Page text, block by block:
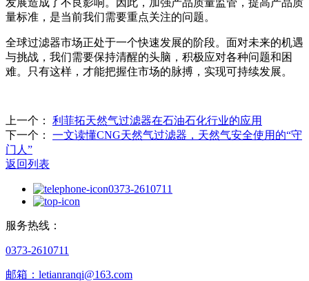
量标准，是当前我们需要重点关注的问题。
全球过滤器市场正处于一个快速发展的阶段。面对未来的机遇
与挑战，我们需要保持清醒的头脑，积极应对各种问题和困
难。只有这样，才能把握住市场的脉搏，实现可持续发展。
上一个：
利菲拓天然气过滤器在石油石化行业的应用
下一个：
一文读懂CNG天然气过滤器，天然气安全使用的“守
门人”
返回列表
0373-2610711
服务热线：
0373-2610711
邮箱：letianranqi@163.com